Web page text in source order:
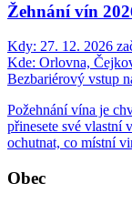
Žehnání vín
Kdy: 27. 12. 2026
Kde: Orlovna,
Bezbariérový vstup
Požehnání vína je
přinesete své vlastní
ochutnat, co místní
Obec